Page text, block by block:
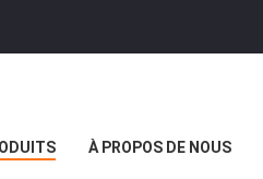
À PROPOS DE NOUS